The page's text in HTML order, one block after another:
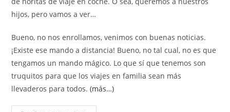
hijos, pero vamos a ver…
Bueno, no nos enrollamos, venimos con buenas noticias.
¡Existe ese mando a distancia! Bueno, no tal cual, no es que
tengamos un mando mágico. Lo que sí que tenemos son
truquitos para que los viajes en familia sean más
llevaderos para todos.(más…)